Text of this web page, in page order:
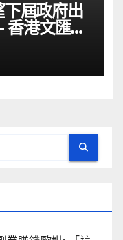
屆政府出
香港文匯網